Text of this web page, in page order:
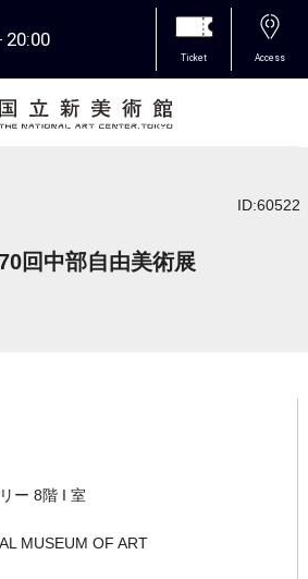
20:00
Ticket Access
ID:60522
回中部自由美術展
ー 8階 I 室
MUSEUM OF ART